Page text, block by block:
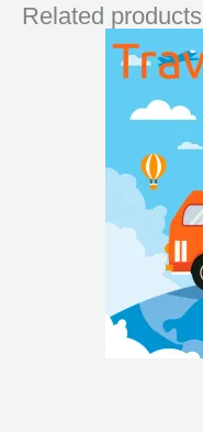
Related products